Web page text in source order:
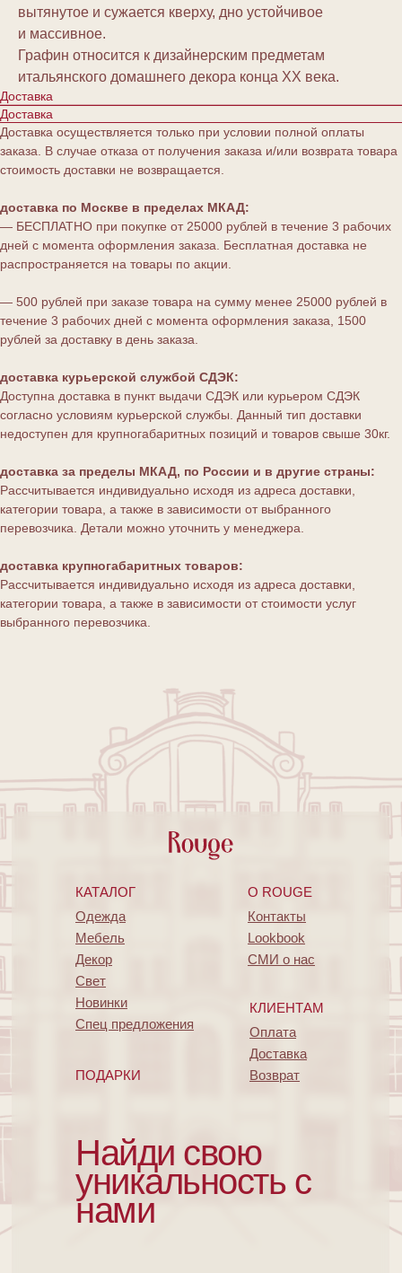
вытянутое и сужается кверху, дно устойчивое
и массивное.
Графин относится к дизайнерским предметам
итальянского домашнего декора конца XX века.
Доставка
Доставка
Доставка осуществляется только при условии полной оплаты
заказа. В случае отказа от получения заказа и/или возврата товара
стоимость доставки не возвращается.
доставка по Москве в пределах МКАД:
— БЕСПЛАТНО при покупке от 25000 рублей в течение 3 рабочих
дней с момента оформления заказа. Бесплатная доставка не
распространяется на товары по акции.
— 500 рублей при заказе товара на сумму менее 25000 рублей в
течение 3 рабочих дней с момента оформления заказа, 1500
рублей за доставку в день заказа.
доставка курьерской службой СДЭК:
Доступна доставка в пункт выдачи СДЭК или курьером СДЭК
согласно условиям курьерской службы. Данный тип доставки
недоступен для крупногабаритных позиций и товаров свыше 30кг.
доставка за пределы МКАД, по России и в другие страны:
Рассчитывается индивидуально исходя из адреса доставки,
категории товара, а также в зависимости от выбранного
перевозчика. Детали можно уточнить у менеджера.
доставка крупногабаритных товаров:
Рассчитывается индивидуально исходя из адреса доставки,
категории товара, а также в зависимости от стоимости услуг
выбранного перевозчика.
КАТАЛОГ
ПОДАРКИ
O ROUGE
КЛИЕНТАМ
Одежда
Мебель
Декор
Свет
Новинки
Спец предложения
Контакты
Lookbook
СМИ о нас
Оплата
Доставка
Возврат
Найди свою
уникальность с
нами